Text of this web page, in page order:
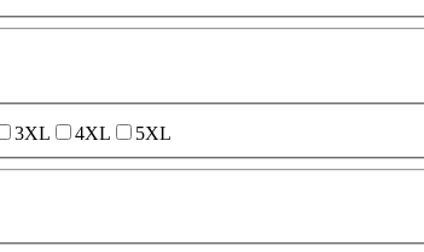
3XL 4XL 5XL